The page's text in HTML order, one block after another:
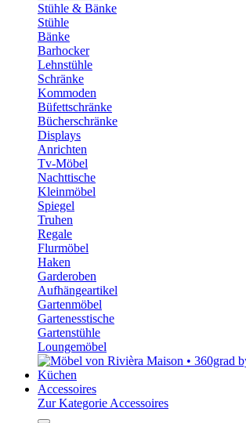
Stühle & Bänke
Stühle
Bänke
Barhocker
Lehnstühle
Schränke
Kommoden
Büfettschränke
Bücherschränke
Displays
Anrichten
Tv-Möbel
Nachttische
Kleinmöbel
Spiegel
Truhen
Regale
Flurmöbel
Haken
Garderoben
Aufhängeartikel
Gartenmöbel
Gartenesstische
Gartenstühle
Loungemöbel
Küchen
Accessoires
Zur Kategorie Accessoires